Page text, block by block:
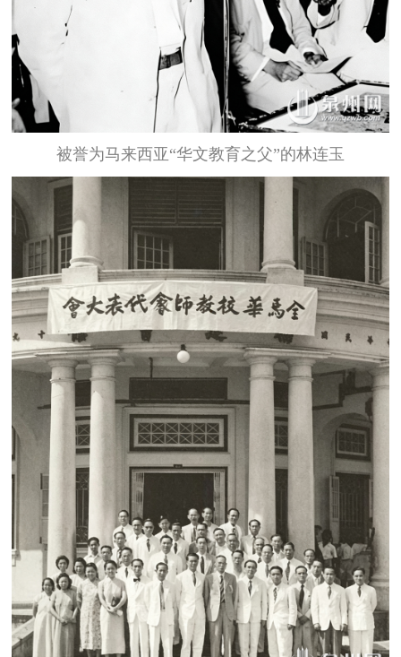
被誉为马来西亚“华文教育之父”的林连玉